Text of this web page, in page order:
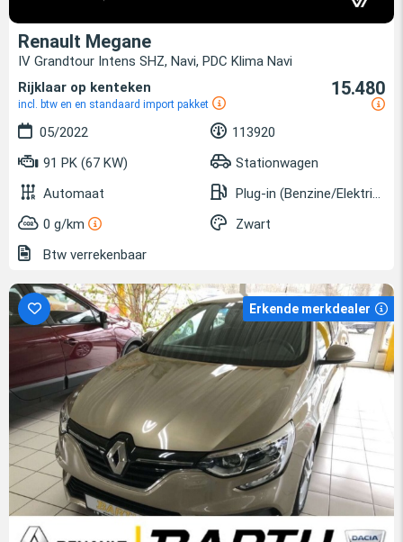
Renault Megane
IV Grandtour Intens SHZ, Navi, PDC Klima Navi
Rijklaar op kenteken
incl. btw en en standaard import pakket
15.480
05/2022
113920
91 PK (67 KW)
Stationwagen
Automaat
Plug-in (Benzine/Elektrisch)
0 g/km
Zwart
Btw verrekenbaar
Erkende merkdealer